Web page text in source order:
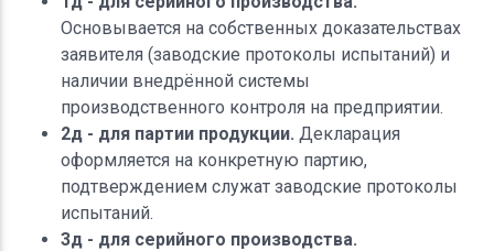
Основывается на собственных доказательствах
заявителя (заводские протоколы испытаний) и
наличии внедрённой системы
производственного контроля на предприятии.
2д - для партии продукции. Декларация
оформляется на конкретную партию,
подтверждением служат заводские протоколы
испытаний.
3д - для серийного производства.